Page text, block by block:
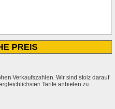
PREIS
Verkaufszahlen. Wir sind stolz darauf
Tarife anbieten zu